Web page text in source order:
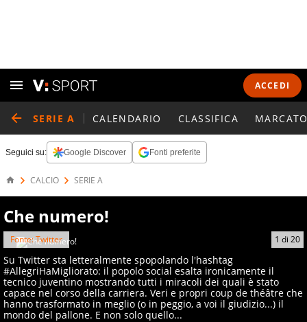
ACCEDI
SERIE A CALENDARIO CLASSIFICA
Seguici su: Google Discover Fonti preferite
CALCIO SERIE A
Che numero!
1 di 20
Fonte: Twitter
Su Twitter sta letteralmente spopolando l'hashtag
#AllegriHaMigliorato: il popolo social esalta ironicamente il
tecnico juventino mostrando tutti i miracoli dei quali è stato
capace nel corso della carriera. Veri e propri coup de théâtre che
hanno trasformato in meglio (o in peggio, a voi il giudizio...) il
mondo del pallone. E non solo quello...